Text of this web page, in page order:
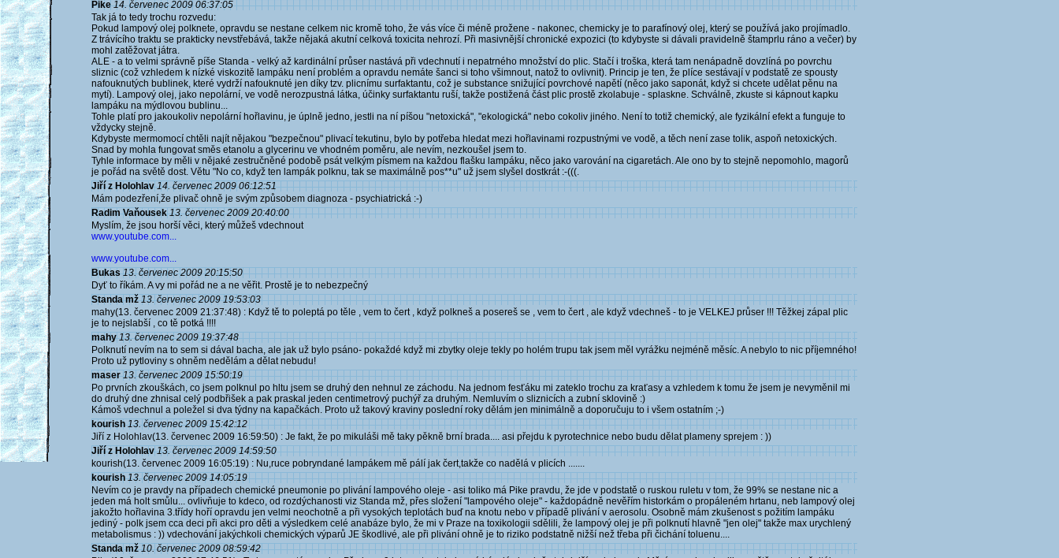
Pike 14. červenec 2009 06:37:05
Tak já to tedy trochu rozvedu:
Pokud lampový olej polknete, opravdu se nestane celkem nic kromě toho, že vás více či méně prožene - nakonec, chemicky je to parafínový olej, který se používá jako projímadlo.
Z trávícího traktu se prakticky nevstřebává, takže nějaká akutní celková toxicita nehrozí. Při masivnější chronické expozici (to kdybyste si dávali pravidelně štamprlu ráno a večer) by
mohl zatěžovat játra.
ALE - a to velmi správně píše Standa - velký až kardinální průser nastává při vdechnutí i nepatrného množství do plic. Stačí i troška, která tam nenápadně dovzlíná po povrchu
sliznic (což vzhledem k nízké viskozitě lampáku není problém a opravdu nemáte šanci si toho všimnout, natož to ovlivnit). Princip je ten, že plíce sestávají v podstatě ze spousty
nafouknutých bublinek, které vydrží nafouknuté jen díky tzv. plicnímu surfaktantu, což je substance snižující povrchové napětí (něco jako saponát, když si chcete udělat pěnu na
mytí). Lampový olej, jako nepolární, ve vodě nerozpustná látka, účinky surfaktantu ruší, takže postižená část plic prostě zkolabuje - splaskne. Schválně, zkuste si kápnout kapku
lampáku na mýdlovou bublinu...
Tohle platí pro jakoukoliv nepolární hořlavinu, je úplně jedno, jestli na ní píšou "netoxická", "ekologická" nebo cokoliv jiného. Není to totiž chemický, ale fyzikální efekt a funguje to
vždycky stejně.
Kdybyste mermomocí chtěli najít nějakou "bezpečnou" plivací tekutinu, bylo by potřeba hledat mezi hořlavinami rozpustnými ve vodě, a těch není zase tolik, aspoň netoxických.
Snad by mohla fungovat směs etanolu a glycerinu ve vhodném poměru, ale nevím, nezkoušel jsem to.
Tyhle informace by měli v nějaké zestručněné podobě psát velkým písmem na každou flašku lampáku, něco jako varování na cigaretách. Ale ono by to stejně nepomohlo, magorů
je pořád na světě dost. Větu "No co, když ten lampák polknu, tak se maximálně pos**u" už jsem slyšel dostkrát :-(((.
Jiří z Holohlav 14. červenec 2009 06:12:51
Mám podezření,že plivač ohně je svým způsobem diagnoza - psychiatrická :-)
Radim Vaňousek 13. červenec 2009 20:40:00
Myslím, že jsou horší věci, který můžeš vdechnout
www.youtube.com...
www.youtube.com...
Bukas 13. červenec 2009 20:15:50
Dyť to říkám. A vy mi pořád ne a ne věřit. Prostě je to nebezpečný
Standa mž 13. červenec 2009 19:53:03
mahy(13. červenec 2009 21:37:48) : Když tě to poleptá po těle , vem to čert , když polkneš a posereš se , vem to čert , ale když vdechneš - to je VELKEJ průser !!! Těžkej zápal plic
je to nejslabší , co tě potká !!!!
mahy 13. červenec 2009 19:37:48
Polknutí nevím na to sem si dával bacha, ale jak už bylo psáno- pokaždé když mi zbytky oleje tekly po holém trupu tak jsem měl vyrážku nejméně měsíc. A nebylo to nic příjemného!
Proto už pytloviny s ohněm nedělám a dělat nebudu!
maser 13. červenec 2009 15:50:19
Po prvních zkouškách, co jsem polknul po hltu jsem se druhý den nehnul ze záchodu. Na jednom fesťáku mi zateklo trochu za kraťasy a vzhledem k tomu že jsem je nevyměnil mi
do druhý dne zhnisal celý podbřišek a pak praskal jeden centimetrový puchýř za druhým. Nemluvím o sliznicích a zubní sklovině :)
Kámoš vdechnul a poležel si dva týdny na kapačkách. Proto už takový kraviny poslední roky dělám jen minimálně a doporučuju to i všem ostatním ;-)
kourish 13. červenec 2009 15:42:12
Jiří z Holohlav(13. červenec 2009 16:59:50) : Je fakt, že po mikuláši mě taky pěkně brní brada.... asi přejdu k pyrotechnice nebo budu dělat plameny sprejem : ))
Jiří z Holohlav 13. červenec 2009 14:59:50
kourish(13. červenec 2009 16:05:19) : Nu,ruce pobryndané lampákem mě pálí jak čert,takže co nadělá v plicích .......
kourish 13. červenec 2009 14:05:19
Nevím co je pravdy na případech chemické pneumonie po plivání lampového oleje - asi toliko má Pike pravdu, že jde v podstatě o ruskou ruletu v tom, že 99% se nestane nic a
jeden má holt smůlu... ovlivňuje to kdeco, od rozdýchanosti viz Standa mž, přes složení "lampového oleje" - každopádně nevěřím historkám o propáleném hrtanu, neb lampový olej
jakožto hořlavina 3.třídy hoří opravdu jen velmi neochotně a při vysokých teplotách buď na knotu nebo v případě plivání v aerosolu. Osobně mám zkušenost s požitím lampáku
jediný - polk jsem cca deci při akci pro děti a výsledkem celé anabáze bylo, že mi v Praze na toxikologii sdělili, že lampový olej je při polknutí hlavně "jen olej" takže max urychlený
metabolismus : )) vdechování jakýchkoli chemických výparů JE škodlivé, ale při plivání ohně je to riziko podstatně nižší než třeba při čichání toluenu....
Standa mž 10. červenec 2009 08:59:42